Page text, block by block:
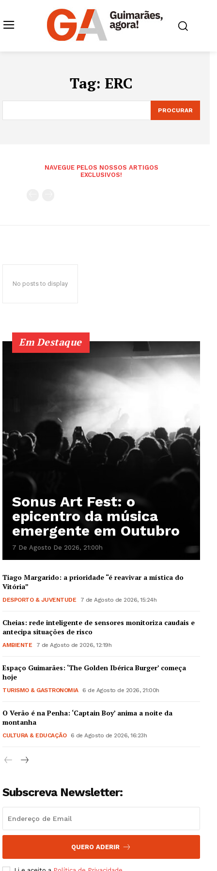
Guimarães, agora!
Institucional
Artigos
Edição Digital
Grande Entrevista
Tag: ERC
PROCURAR
NAVEGUE PELOS NOSSOS ARTIGOS
EXCLUSIVOS!
No posts to display
Em Destaque
Sonus Art Fest: o
epicentro da música
emergente em Outubro
7 De Agosto De 2026, 21:00h
Tiago Margarido: a prioridade “é reavivar a mística do
Vitória”
DESPORTO & JUVENTUDE 7 de Agosto de 2026, 15:24h
Cheias: rede inteligente de sensores monitoriza caudais e
antecipa situações de risco
AMBIENTE 7 de Agosto de 2026, 12:19h
Espaço Guimarães: ‘The Golden Ibérica Burger’ começa
hoje
TURISMO & GASTRONOMIA 6 de Agosto de 2026, 21:00h
O Verão é na Penha: ‘Captain Boy’ anima a noite da
montanha
CULTURA & EDUCAÇÃO 6 de Agosto de 2026, 16:23h
Subscreva Newsletter:
QUERO ADERIR